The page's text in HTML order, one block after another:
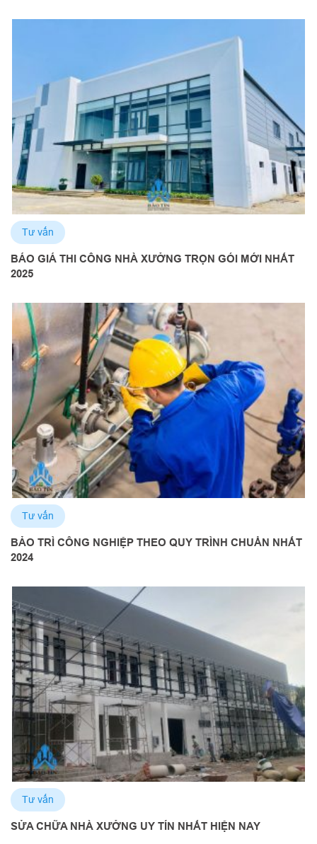
Tư vấn
BÁO GIÁ THI CÔNG NHÀ XƯỞNG TRỌN GÓI MỚI NHẤT
2025
Tư vấn
BẢO TRÌ CÔNG NGHIỆP THEO QUY TRÌNH CHUẨN NHẤT
2024
Tư vấn
SỬA CHỮA NHÀ XƯỞNG UY TÍN NHẤT HIỆN NAY